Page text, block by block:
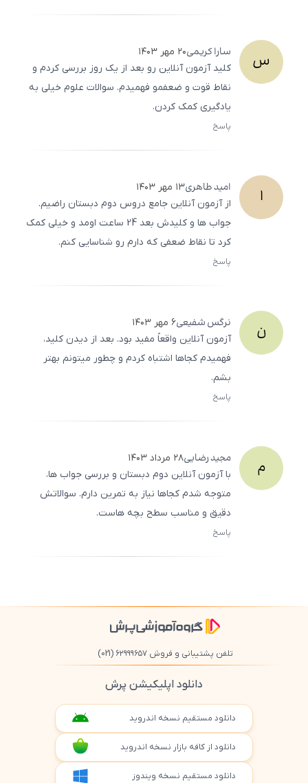
س ساراکریمی۲۰ مهر ۱۴۰۳
کلید آزمون آنلاین رو بعد از یک روز بررسی کردم و
نقاط قوت و ضعفمو فهمیدم. سوالات علوم خیلی به
یادگیری کمک کردن.
پاسخ
ا امیدطاهری۱۳ مهر ۱۴۰۳
از آزمون آنلاین جامع دروس دوم دبستان راضیم.
جواب ‌ها و کلیدش بعد 24 ساعت اومد و خیلی کمک
کرد تا نقاط ضعفی که دارم رو شناسایی کنم.
پاسخ
ن نرگسشفیعی۶ مهر ۱۴۰۳
آزمون آنلاین واقعاً مفید بود. بعد از دیدن کلید،
فهمیدم کجاها اشتباه کردم و چطور میتونم بهتر
بشم.
پاسخ
م مجیدرضایی۲۸ مرداد ۱۴۰۳
با آزمون آنلاین دوم دبستان و بررسی جواب ‌ها،
متوجه شدم کجاها نیاز به تمرین دارم. سوالاتش
دقیق و مناسب سطح بچه ‌هاست.
پاسخ
تلفن پشتیبانی و فروش ۶۲۹۹۹۶۵۷ (021)
دانلود اپلیکیشن پرش
دانلود مستقیم نسخه اندروید
دانلود از کافه بازار نسخه اندروید
دانلود مستقیم نسخه ویندوز